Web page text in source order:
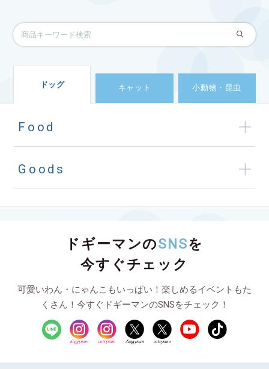
ドッグ キャット 小動物・昆虫
Food
Goods
ドギーマンのSNSを
今すぐチェック
可愛いわん・にゃんこもいっぱい！楽しめるイベントもた
くさん！今すぐドギーマンのSNSをチェック！